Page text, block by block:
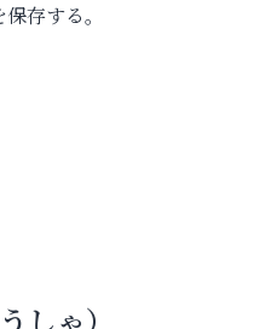
存する。
ゃ）